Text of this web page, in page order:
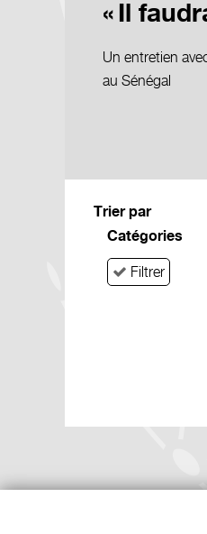
« Il
Un entretien
au Sénégal
Trier par
Catégories
Filtrer